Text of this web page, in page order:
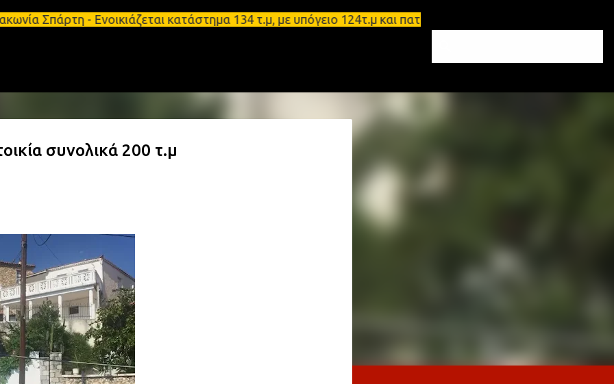
Μετάβαση στο κύριο περιεχόμενο
- Ενοικιάζεται κατάστημα 134 τ.μ, με υπόγειο 124τ.μ και πατάρι 48 τ.μ Σπάρτη -
συνολικά 200 τ.μ